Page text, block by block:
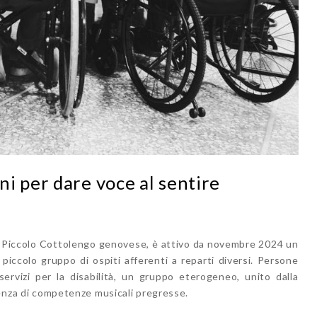
per dare voce al sentire
Cottolengo genovese, è attivo da novembre 2024 un
gruppo di ospiti afferenti a reparti diversi. Persone
per la disabilità, un gruppo eterogeneo, unito dalla
di competenze musicali pregresse.